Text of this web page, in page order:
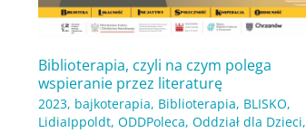
Biblioterapia, czyli na czym polega
wspieranie przez literaturę
2023, bajkoterapia, Biblioterapia, BLISKO,
LidiaIppoldt, ODDPoleca, Oddział dla Dzieci,